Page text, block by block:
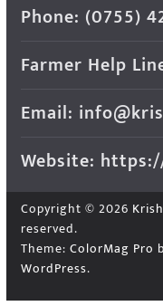
Phone: (0755)
Farmer Help
Email:
Website:
Copyright © 2026
reserved.
Theme: ColorMag Pro
WordPress.